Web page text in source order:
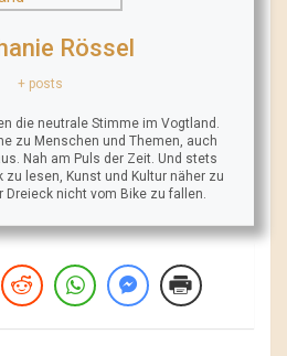
Rössel
+ posts
die neutrale Stimme im Vogtland.
zu Menschen und Themen, auch
Nah am Puls der Zeit. Und stets
zu lesen, Kunst und Kultur näher zu
Dreieck nicht vom Bike zu fallen.